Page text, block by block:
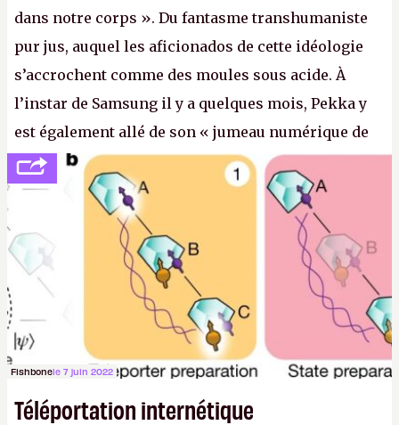
dans notre corps ». Du fantasme transhumaniste
pur jus, auquel les aficionados de cette idéologie
s’accrochent comme des moules sous acide. À
l’instar de Samsung il y a quelques mois, Pekka y
est également allé de son « jumeau numérique de
tout » et de l’importance des metasangsues, qu’il
considère comme «
la prochaine grande plateforme
informatique après le World Wide Web et le mobile
(Crédit photo : Pexels / Pixabay)
Fishbonele 7 juin 2022
Téléportation internétique